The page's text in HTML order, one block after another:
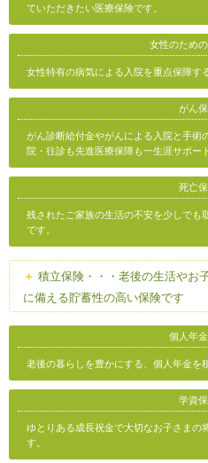
ていただきたい医療保険です。
女性のため
女性特有の病気による入院を重点保障す
がん
がん診断給付金やがんによる入院と手術
院・往診も先進医療保障も一生涯サポー
死亡
残されたご家族の生活の不安を少しでも
です。
積立保険・・・老後の生活やお
に備える貯蓄性の高い保険です
個人年
老後の暮らしを豊かにする、個人年金を
学資
ゆとりある成長祝金で大切なお子さまの
す。